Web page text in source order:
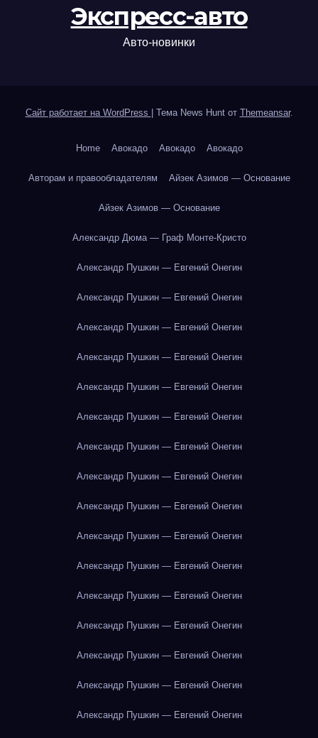
Экспресс-авто
Авто-новинки
Сайт работает на WordPress | Тема News Hunt от Themeansar.
Home Авокадо Авокадо Авокадо
Авторам и правообладателям Айзек Азимов — Основание
Айзек Азимов — Основание
Александр Дюма — Граф Монте-Кристо
Александр Пушкин — Евгений Онегин
Александр Пушкин — Евгений Онегин
Александр Пушкин — Евгений Онегин
Александр Пушкин — Евгений Онегин
Александр Пушкин — Евгений Онегин
Александр Пушкин — Евгений Онегин
Александр Пушкин — Евгений Онегин
Александр Пушкин — Евгений Онегин
Александр Пушкин — Евгений Онегин
Александр Пушкин — Евгений Онегин
Александр Пушкин — Евгений Онегин
Александр Пушкин — Евгений Онегин
Александр Пушкин — Евгений Онегин
Александр Пушкин — Евгений Онегин
Александр Пушкин — Евгений Онегин
Александр Пушкин — Евгений Онегин